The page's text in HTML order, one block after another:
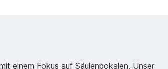
einem Fokus auf Säulenpokalen. Unser